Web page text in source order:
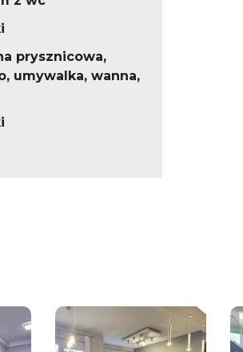
prysznicowa,
umywalka, wanna,